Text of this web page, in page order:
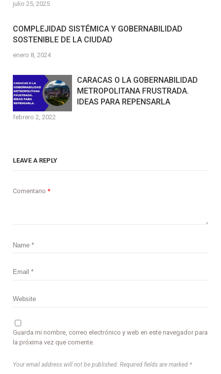
julio 25, 2025
COMPLEJIDAD SISTÉMICA Y GOBERNABILIDAD
SOSTENIBLE DE LA CIUDAD
enero 8, 2024
CARACAS O LA GOBERNABILIDAD
METROPOLITANA FRUSTRADA.
IDEAS PARA REPENSARLA
febrero 2, 2022
LEAVE A REPLY
Comentario*
Guarda mi nombre, correo electrónico y web en este navegador para
la próxima vez que comente.
Your email address will not be published. Required fields are marked *